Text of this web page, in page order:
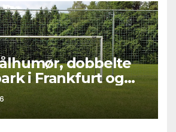
dobbelte
i Frankfurt og
Gladbach – hele
fra Bundesliga